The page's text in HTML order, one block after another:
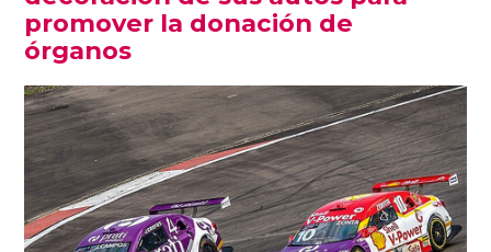
promover la donación de
órganos